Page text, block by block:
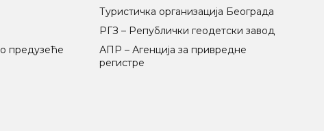
предузеће
Туристичка организација Београда
РГЗ – Републички геодетски завод
АПР – Агенција за привредне
регистре